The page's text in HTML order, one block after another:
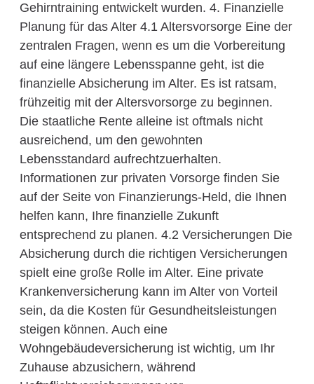
Gehirntraining entwickelt wurden. 4. Finanzielle
Planung für das Alter 4.1 Altersvorsorge Eine der
zentralen Fragen, wenn es um die Vorbereitung
auf eine längere Lebensspanne geht, ist die
finanzielle Absicherung im Alter. Es ist ratsam,
frühzeitig mit der Altersvorsorge zu beginnen.
Die staatliche Rente alleine ist oftmals nicht
ausreichend, um den gewohnten
Lebensstandard aufrechtzuerhalten.
Informationen zur privaten Vorsorge finden Sie
auf der Seite von Finanzierungs-Held, die Ihnen
helfen kann, Ihre finanzielle Zukunft
entsprechend zu planen. 4.2 Versicherungen Die
Absicherung durch die richtigen Versicherungen
spielt eine große Rolle im Alter. Eine private
Krankenversicherung kann im Alter von Vorteil
sein, da die Kosten für Gesundheitsleistungen
steigen können. Auch eine
Wohngebäudeversicherung ist wichtig, um Ihr
Zuhause abzusichern, während